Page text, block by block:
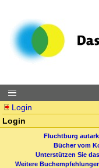
Login
Login
Fluchtburg autark
Bücher vom
Unterstützen Sie
Weitere